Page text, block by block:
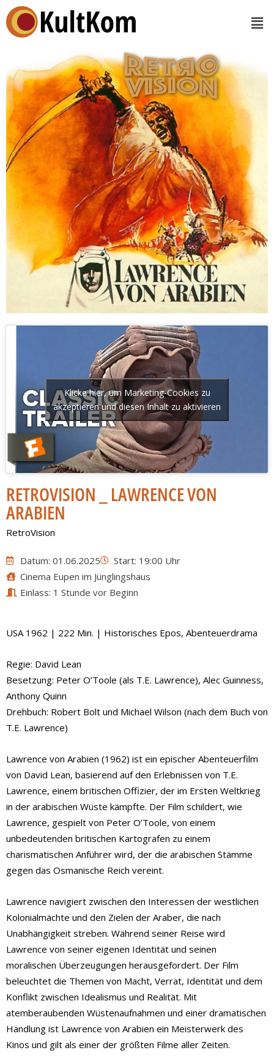
Klicke hier, um Marketing-Cookies zu
akzeptieren und diesen Inhalt zu aktivieren
RETROVISION _ LAWRENCE VON
ARABIEN
RetroVision
Datum: 01.06.2025
Start: 19:00 Uhr
Cinema Eupen im Jünglingshaus
Einlass: 1 Stunde vor Beginn
USA 1962 | 222 Min. | Historisches Epos, Abenteuerdrama
Regie: David Lean
Besetzung: Peter O’Toole (als T.E. Lawrence), Alec Guinness,
Anthony Quinn
Drehbuch: Robert Bolt und Michael Wilson (nach dem Buch von
T.E. Lawrence)
Lawrence von Arabien (1962) ist ein epischer Abenteuerfilm
von David Lean, basierend auf den Erlebnissen von T.E.
Lawrence, einem britischen Offizier, der im Ersten Weltkrieg
in der arabischen Wüste kämpfte. Der Film schildert, wie
Lawrence, gespielt von Peter O’Toole, von einem
unbedeutenden britischen Kartografen zu einem
charismatischen Anführer wird, der die arabischen Stämme
gegen das Osmanische Reich vereint.
Lawrence navigiert zwischen den Interessen der westlichen
Kolonialmächte und den Zielen der Araber, die nach
Unabhängigkeit streben. Während seiner Reise wird
Lawrence von seiner eigenen Identität und seinen
moralischen Überzeugungen herausgefordert. Der Film
beleuchtet die Themen von Macht, Verrat, Identität und dem
Konflikt zwischen Idealismus und Realität. Mit
atemberaubenden Wüstenaufnahmen und einer dramatischen
Handlung ist Lawrence von Arabien ein Meisterwerk des
Kinos und gilt als einer der größten Filme aller Zeiten.